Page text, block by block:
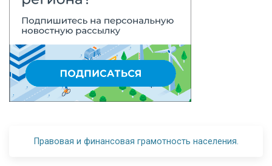
Правовая и финансовая грамотность населения.